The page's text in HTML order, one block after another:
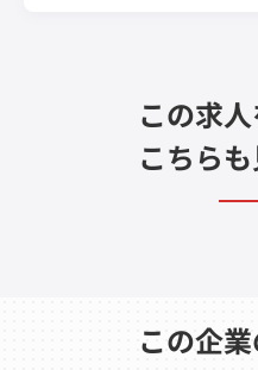
この求
こちら
この企